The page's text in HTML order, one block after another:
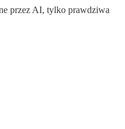
przez AI, tylko prawdziwa